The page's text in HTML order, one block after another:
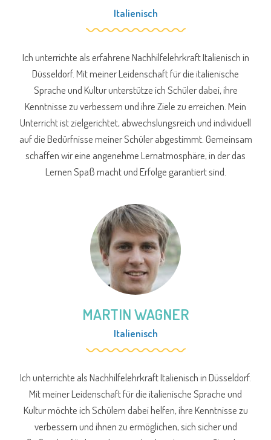
Italienisch
Ich unterrichte als erfahrene Nachhilfelehrkraft Italienisch in
Düsseldorf. Mit meiner Leidenschaft für die italienische
Sprache und Kultur unterstütze ich Schüler dabei, ihre
Kenntnisse zu verbessern und ihre Ziele zu erreichen. Mein
Unterricht ist zielgerichtet, abwechslungsreich und individuell
auf die Bedürfnisse meiner Schüler abgestimmt. Gemeinsam
schaffen wir eine angenehme Lernatmosphäre, in der das
Lernen Spaß macht und Erfolge garantiert sind.
MARTIN WAGNER
Italienisch
Ich unterrichte als Nachhilfelehrkraft Italienisch in Düsseldorf.
Mit meiner Leidenschaft für die italienische Sprache und
Kultur möchte ich Schülern dabei helfen, ihre Kenntnisse zu
verbessern und ihnen zu ermöglichen, sich sicher und